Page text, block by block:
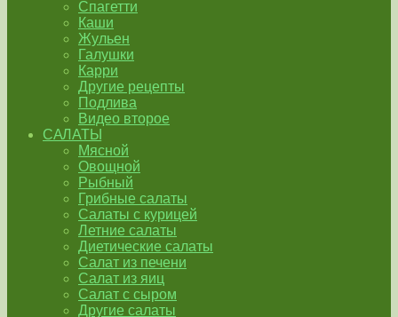
Спагетти
Каши
Жульен
Галушки
Карри
Другие рецепты
Подлива
Видео второе
САЛАТЫ
Мясной
Овощной
Рыбный
Грибные салаты
Салаты с курицей
Летние салаты
Диетические салаты
Салат из печени
Салат из яиц
Салат с сыром
Другие салаты